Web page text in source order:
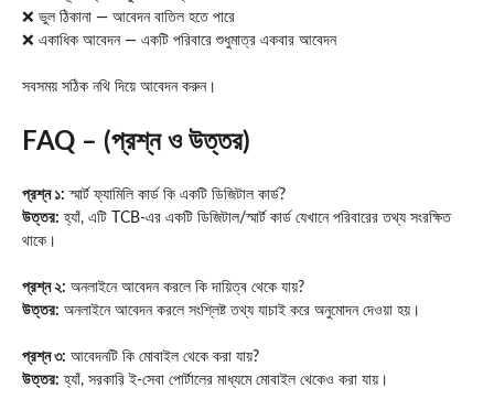
❌ ভুল ঠিকানা — আবেদন বাতিল হতে পারে
❌ একাধিক আবেদন — একটি পরিবারে শুধুমাত্র একবার আবেদন
সবসময় সঠিক নথি দিয়ে আবেদন করুন।
FAQ – (প্রশ্ন ও উত্তর)
প্রশ্ন ১: স্মার্ট ফ্যামিলি কার্ড কি একটি ডিজিটাল কার্ড?
উত্তর: হ্যাঁ, এটি TCB-এর একটি ডিজিটাল/স্মার্ট কার্ড যেখানে পরিবারের তথ্য সংরক্ষিত
থাকে।
প্রশ্ন ২: অনলাইনে আবেদন করলে কি দায়িত্ব থেকে যায়?
উত্তর: অনলাইনে আবেদন করলে সংশ্লিষ্ট তথ্য যাচাই করে অনুমোদন দেওয়া হয়।
প্রশ্ন ৩: আবেদনটি কি মোবাইল থেকে করা যায়?
উত্তর: হ্যাঁ, সরকারি ই-সেবা পোর্টালের মাধ্যমে মোবাইল থেকেও করা যায়।